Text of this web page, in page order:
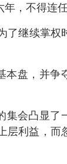
，不得连任
继续掌权
本盘，并争
集会凸显了
层利益，而